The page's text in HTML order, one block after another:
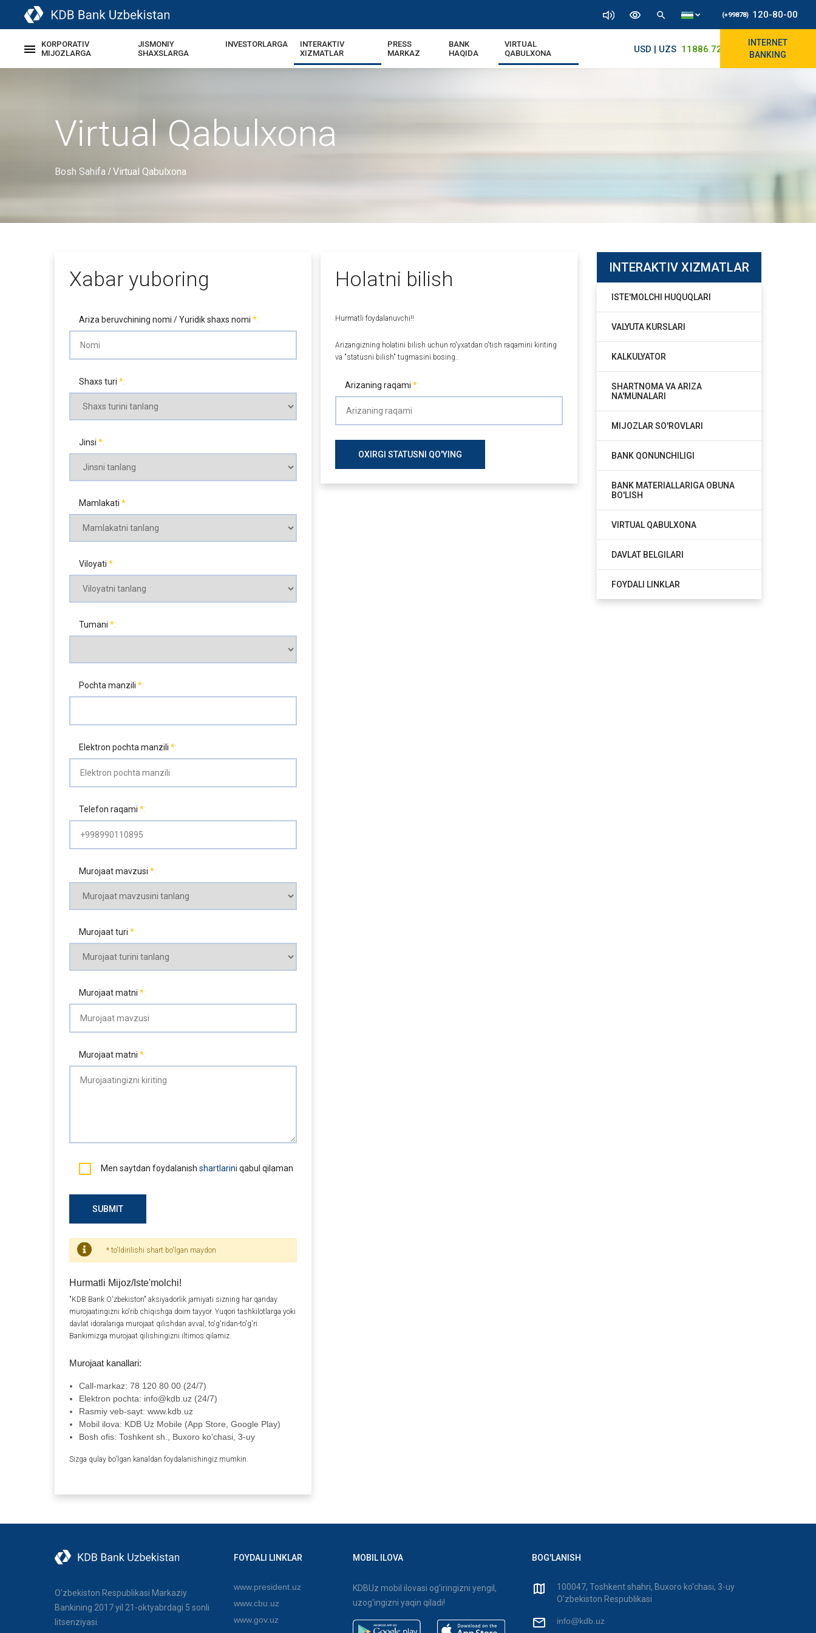
(+99878) 120-80-00
KORPORATIV
MIJOZLARGA
JISMONIY
SHAXSLARGA
INVESTORLARGA
INTERAKTIV
XIZMATLAR
PRESS
MARKAZ
BANK
HAQIDA
VIRTUAL
QABULXONA
USD | UZS 11886.72 11830/11965
INTERNET
BANKING
Virtual Qabulxona
Bosh Sahifa /Virtual Qabulxona
Xabar yuboring
Ariza beruvchining nomi / Yuridik shaxs nomi
Shaxs turi
Jinsi
Mamlakati
Viloyati
Tumani
Pochta manzili
Elektron pochta manzili
Telefon raqami
Murojaat mavzusi
Murojaat turi
Murojaat matni
Murojaat matni
Men saytdan foydalanish shartlarini qabul qilaman
SUBMIT
* to'ldirilishi shart bo'lgan maydon
Hurmatli Mijoz/Iste'molchi!
"KDB Bank O'zbekiston" aksiyadorlik jamiyati sizning har qanday
murojaatingizni ko'rib chiqishga doim tayyor. Yuqori tashkilotlarga yoki
davlat idoralariga murojaat qilishdan avval, to'g'ridan-to'g'ri
Bankimizga murojaat qilishingizni iltimos qilamiz.
Murojaat kanallari:
Call-markaz: 78 120 80 00 (24/7)
Elektron pochta: info@kdb.uz (24/7)
Rasmiy veb-sayt: www.kdb.uz
Mobil ilova: KDB Uz Mobile (App Store, Google Play)
Bosh ofis: Toshkent sh., Buxoro ko'chasi, 3-uy
Sizga qulay bo'lgan kanaldan foydalanishingiz mumkin.
Holatni bilish
Hurmatli foydalanuvchi!!
Arizangizning holatini bilish uchun ro'yxatdan o'tish raqamini kiriting
va "statusni bilish" tugmasini bosing..
Arizaning raqami
OXIRGI STATUSNI QO'YING
INTERAKTIV XIZMATLAR
ISTE'MOLCHI HUQUQLARI
VALYUTA KURSLARI
KALKULYATOR
SHARTNOMA VA ARIZA
NA'MUNALARI
MIJOZLAR SO'ROVLARI
BANK QONUNCHILIGI
BANK MATERIALLARIGA OBUNA
BO'LISH
VIRTUAL QABULXONA
DAVLAT BELGILARI
FOYDALI LINKLAR
O'zbekiston Respublikasi Markaziy
Bankining 2017 yil 21-oktyabrdagi 5 sonli
litsenziyasi.
FOYDALI LINKLAR
www.president.uz
www.cbu.uz
www.gov.uz
MOBIL ILOVA
KDBUz mobil ilovasi og'iringizni yengil,
uzog'ingizni yaqin qiladi!
BOG'LANISH
100047, Toshkent shahri, Buxoro ko'chasi, 3-uy
O'zbekiston Respublikasi
info@kdb.uz